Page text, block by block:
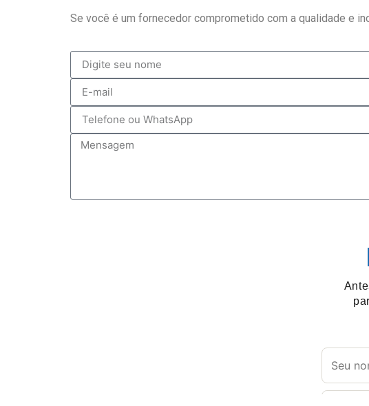
Se você é um fornecedor comprometido com a qualidade e